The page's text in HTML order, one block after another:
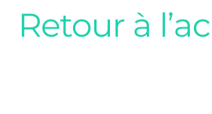
Retour à